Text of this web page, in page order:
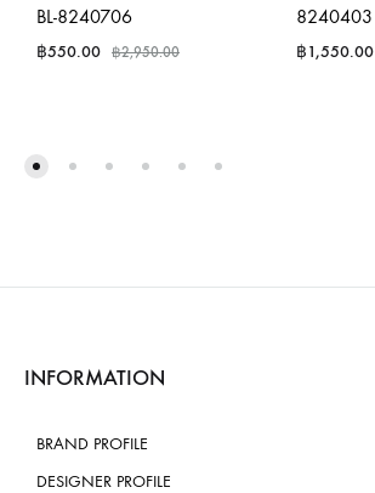
BL-8240706
฿550.00 ฿2,950.00
8240403
฿1,550.00
INFORMATION
BRAND PROFILE
DESIGNER PROFILE